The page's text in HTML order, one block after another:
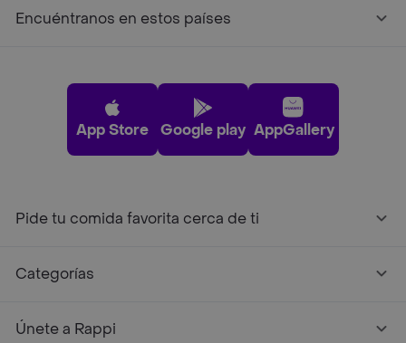
Encuéntranos en estos países
App Store Google play AppGallery
Pide tu comida favorita cerca de ti
Categorías
Únete a Rappi